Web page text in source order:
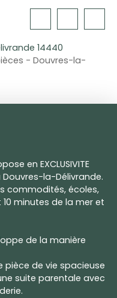
14440
- Douvres-la-
en EXCLUSIVITE
la-Délivrande.
commodités, écoles,
minutes de la mer et
de la manière
pièce de vie spacieuse
suite parentale avec